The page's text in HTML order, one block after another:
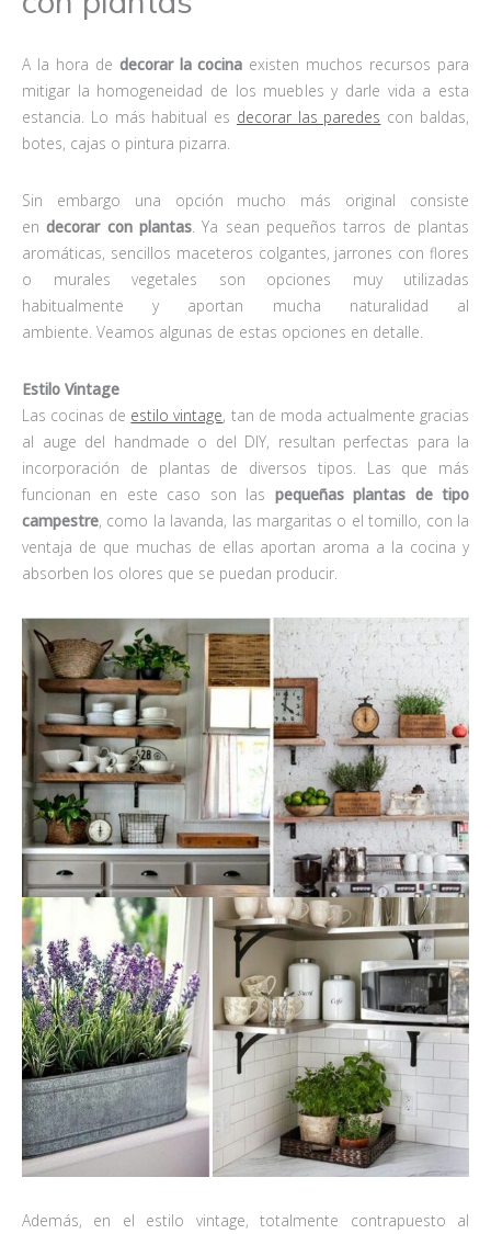
A la hora de decorar la cocina existen muchos recursos para
mitigar la homogeneidad de los muebles y darle vida a esta
estancia. Lo más habitual es decorar las paredes con baldas,
botes, cajas o pintura pizarra.
Sin embargo una opción mucho más original consiste
endecorar con plantas . Ya sean pequeños tarros de plantas
aromáticas, sencillos maceteros colgantes, jarrones con flores
o murales vegetales son opciones muy utilizadas
habitualmente y aportan mucha naturalidad al
ambiente. Veamos algunas de estas opciones en detalle.
Estilo Vintage
Las cocinas de estilo vintage, tan de moda actualmente gracias
al auge del handmade o del DIY, resultan perfectas para la
incorporación de plantas de diversos tipos. Las que más
funcionan en este caso son las pequeñas plantas de tipo
campestre, como la lavanda, las margaritas o el tomillo, con la
ventaja de que muchas de ellas aportan aroma a la cocina y
absorben los olores que se puedan producir.
Además, en el estilo vintage, totalmente contrapuesto al